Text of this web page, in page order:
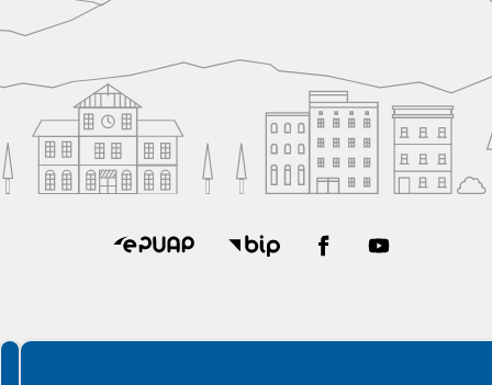
Spełniamy standardy WCAG 2.2
Spełniamy standardy W3C